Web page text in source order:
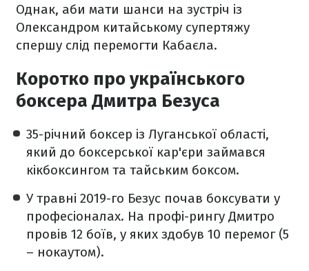
Однак, аби мати шанси на зустріч із
Олександром китайському супертяжу
спершу слід перемогти Кабаєла.
Коротко про українського
боксера Дмитра Безуса
35-річний боксер із Луганської області,
який до боксерської кар'єри займався
кікбоксингом та тайським боксом.
У травні 2019-го Безус почав боксувати у
професіоналах. На профі-рингу Дмитро
провів 12 боїв, у яких здобув 10 перемог (5
– нокаутом).